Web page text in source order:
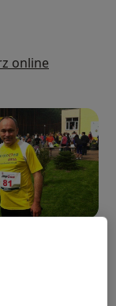
online